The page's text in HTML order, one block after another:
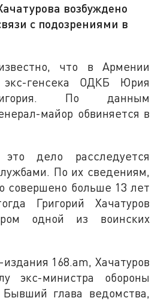
возбуждено
с подозрениями в
что в Армении
генсека ОДКБ Юрия
По данным
майор обвиняется в
дело расследуется
По их сведениям,
совершено больше 13 лет
Григорий Хачатуров
одной из воинских
168.am, Хачатуров
экс-министра обороны
глава ведомства,